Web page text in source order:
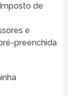
de
e
preenchida